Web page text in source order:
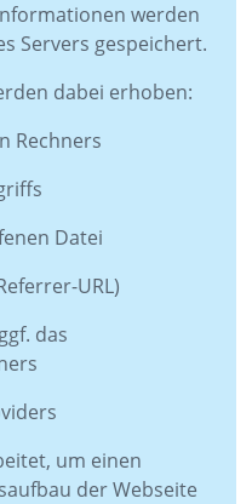
werden
Servers gespeichert.
dabei erhoben:
Rechners
Datei
URL)
das
um einen
der Webseite